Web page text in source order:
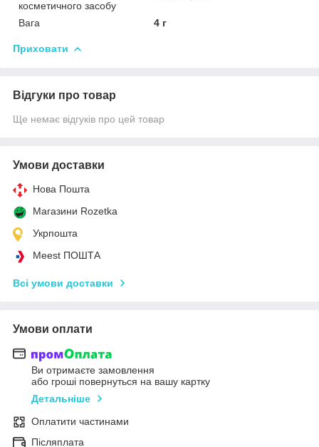
косметичного засобу
Вага 4 г
Приховати
Відгуки про товар
Ще немає відгуків про цей товар
Умови доставки
Нова Пошта
Магазини Rozetka
Укрпошта
Meest ПОШТА
Всі умови доставки
Умови оплати
Ви отримаєте замовлення
або гроші повернуться на вашу картку
Детальніше
Оплатити частинами
Післяплата